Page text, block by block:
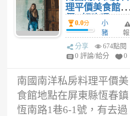
理平價美食館評
價? 好吃嗎?
0.0分
小
豬
妮
4
報
分享
674點閱
0 評論/給分
0
南國南洋私房料理平價美
食館地點在屏東縣恆春鎮
恆南路1巷6-1號，有去過